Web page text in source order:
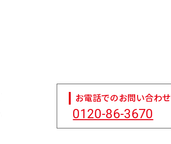
お電話でのお問い合わせ
0120-86-3670